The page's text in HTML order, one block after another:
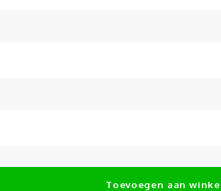
Toevoegen aan